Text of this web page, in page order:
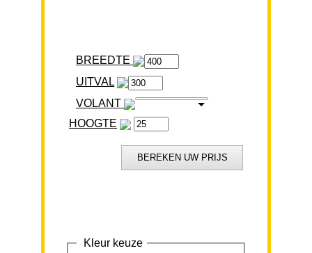
BREEDTE
VOLANT
HOOGTE
Kleur keuze